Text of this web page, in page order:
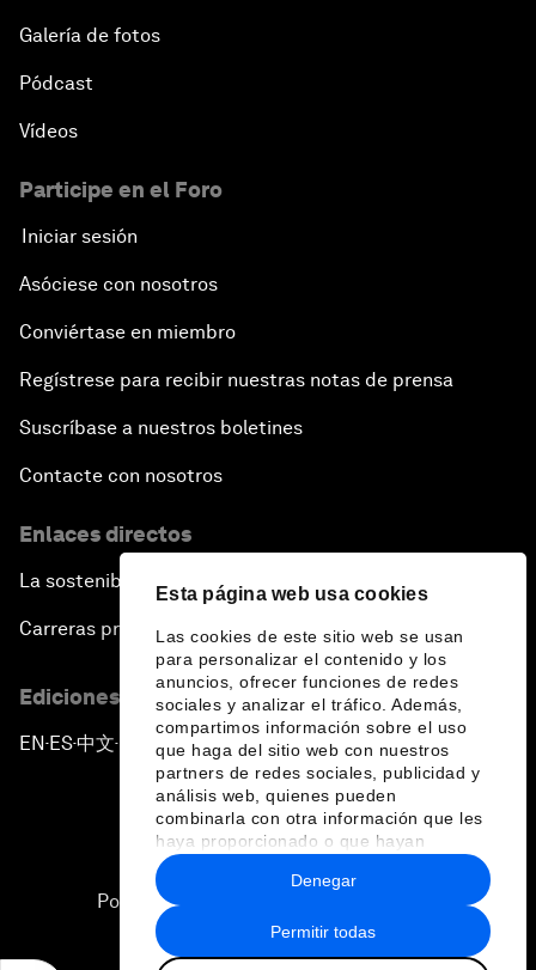
Esta página web usa cookies
Las cookies de este sitio web se usan
para personalizar el contenido y los
anuncios, ofrecer funciones de redes
sociales y analizar el tráfico. Además,
compartimos información sobre el uso
que haga del sitio web con nuestros
partners de redes sociales, publicidad y
análisis web, quienes pueden
combinarla con otra información que les
haya proporcionado o que hayan
recopilado a partir del uso que haya
hecho de sus servicios.
Permitir todas
Denegar
Galería de fotos
Pódcast
Vídeos
Participe en el Foro
Iniciar sesión
Asóciese con nosotros
Conviértase en miembro
Regístrese para recibir nuestras notas de prensa
Suscríbase a nuestros boletines
Contacte con nosotros
Enlaces directos
La sostenibilidad en el Foro
Carreras profesionales
Ediciones en otros idiomas
EN ▪ES▪中文▪ 日本語
Política de privacidad y normas de uso
Sitemap